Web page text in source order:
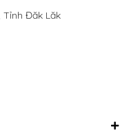
Tỉnh Đăk Lăk